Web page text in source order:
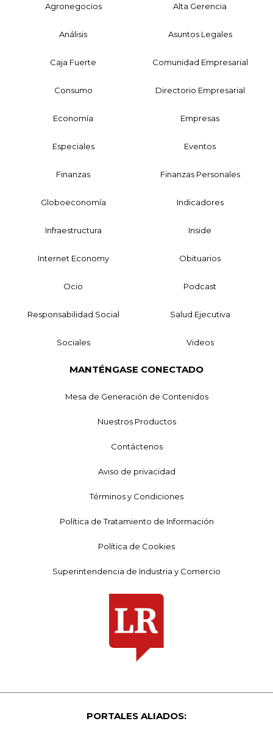
Agronegocios Alta Gerencia
Análisis Asuntos Legales
Caja Fuerte Comunidad Empresarial
Consumo Directorio Empresarial
Economía Empresas
Especiales Eventos
Finanzas Finanzas Personales
Globoeconomía Indicadores
Infraestructura Inside
Internet Economy Obituarios
Ocio Podcast
Responsabilidad Social Salud Ejecutiva
Sociales Videos
MANTÉNGASE CONECTADO
Mesa de Generación de Contenidos
Nuestros Productos
Contáctenos
Aviso de privacidad
Términos y Condiciones
Política de Tratamiento de Información
Política de Cookies
Superintendencia de Industria y Comercio
PORTALES ALIADOS: